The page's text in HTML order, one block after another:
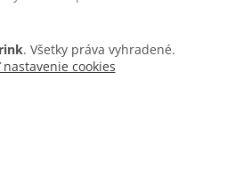
. Všetky práva vyhradené.
cookies